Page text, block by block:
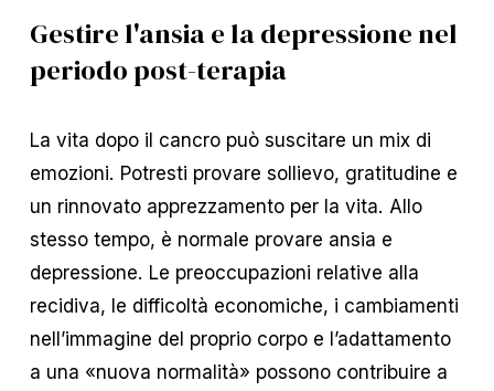
Gestire l'ansia e la depressione nel
periodo post-terapia
La vita dopo il cancro può suscitare un mix di
emozioni. Potresti provare sollievo, gratitudine e
un rinnovato apprezzamento per la vita. Allo
stesso tempo, è normale provare ansia e
depressione. Le preoccupazioni relative alla
recidiva, le difficoltà economiche, i cambiamenti
nell’immagine del proprio corpo e l’adattamento
a una «nuova normalità» possono contribuire a